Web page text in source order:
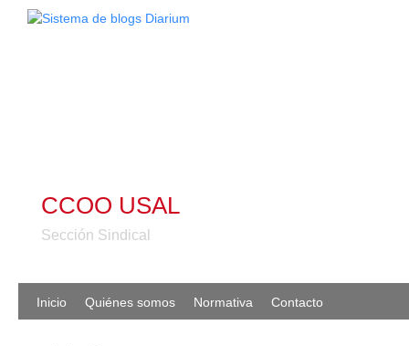
CCOO USAL
Sección Sindical
Inicio Quiénes somos Normativa Contacto